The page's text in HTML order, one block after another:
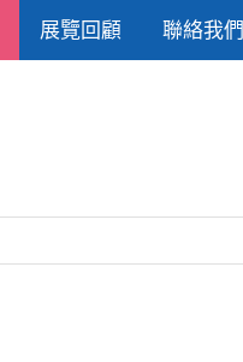
展覽回顧 聯絡我們